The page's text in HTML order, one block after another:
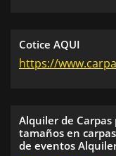
Cotice AQUI
https://
Alquiler de
tamaños en
de eventos